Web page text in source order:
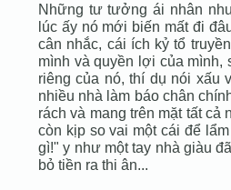
Những tư tưởng ái nhân
lúc ấy nó mới biến mất đi
cân nhắc, cái ích kỷ tổ
mình và quyền lợi của
riêng của nó, thí dụ nói xấu
nhiều nhà làm báo chân
rách và mang trên mặt tất
còn kịp so vai một cái để
gì!" y như một tay nhà giàu
bỏ tiền ra thi ân...